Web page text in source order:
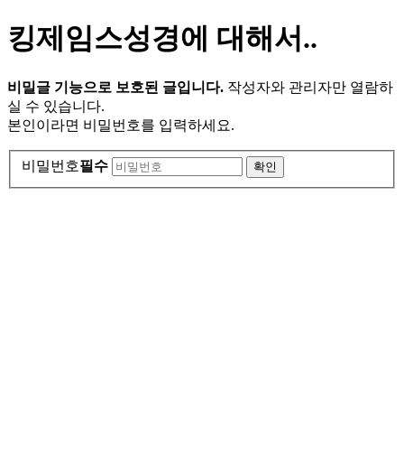
킹제임스성경에 대해서..
비밀글 기능으로 보호된 글입니다. 작성자와 관리자만 열람하
실 수 있습니다.
본인이라면 비밀번호를 입력하세요.
비밀번호필수